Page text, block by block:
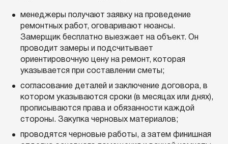
менеджеры получают заявку на проведение
ремонтных работ, оговаривают нюансы.
Замерщик бесплатно выезжает на объект. Он
проводит замеры и подсчитывает
ориентировочную цену на ремонт, которая
указывается при составлении сметы;
согласование деталей и заключение договора, в
котором указываются сроки (в месяцах или днях),
прописываются права и обязанности каждой
стороны. Закупка черновых материалов;
проводятся черновые работы, а затем финишная